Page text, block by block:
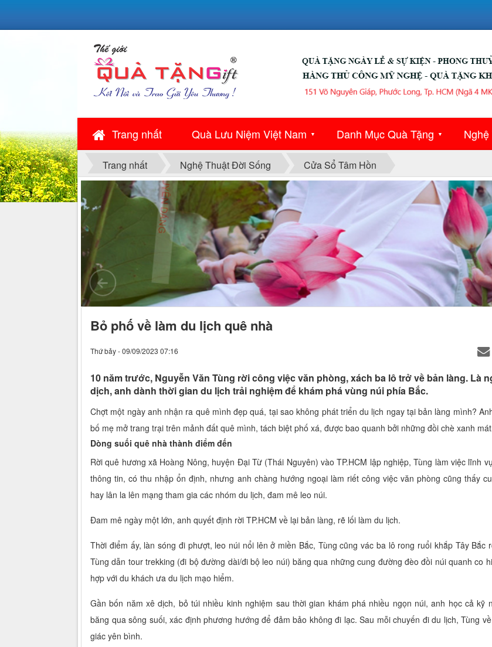
Trang nhất Quà Lưu Niệm Việt Nam ▼ Danh Mục Quà Tặng ▼
Trang nhất Nghệ Thuật Đời Sống Cửa Sổ Tâm Hồn
DUYÊN DÁNG
Bỏ phố về làm du lịch quê nhà
Thứ bảy - 09/09/2023 07:16
10 năm trước, Nguyễn Văn Tùng rời công việc văn phòng, xách ba lô trở về bản làng. Là
dịch, anh dành thời gian du lịch trải nghiệm để khám phá vùng núi phía Bắc.
Chợt một ngày anh nhận ra quê mình đẹp quá, tại sao không phát triển du lịch ngay tại bản làng mình?
bố mẹ mở trang trại trên mảnh đất quê mình, tách biệt phố xá, được bao quanh bởi những đồi chè xanh
Dòng suối quê nhà thành điểm đến
Rời quê hương xã Hoàng Nông, huyện Đại Từ (Thái Nguyên) vào TP.HCM lập nghiệp, Tùng làm việc lĩnh
thông tin, có thu nhập ổn định, nhưng anh chàng hướng ngoại làm riết công việc văn phòng cũng thấy
hay lân la lên mạng tham gia các nhóm du lịch, đam mê leo núi.
Đam mê ngày một lớn, anh quyết định rời TP.HCM về lại bản làng, rẽ lối làm du lịch.
Thời điểm ấy, làn sóng đi phượt, leo núi nổi lên ở miền Bắc, Tùng cũng vác ba lô rong ruổi khắp Tây Bắc
Tùng dẫn tour trekking (đi bộ đường dài/đi bộ leo núi) băng qua những cung đường đèo đồi núi quanh co
hợp với du khách ưa du lịch mạo hiểm.
Gần bốn năm xê dịch, bỏ túi nhiều kinh nghiệm sau thời gian khám phá nhiều ngọn núi, anh học cả kỹ
băng qua sông suối, xác định phương hướng để đảm bảo không đi lạc. Sau mỗi chuyến đi du lịch, Tùng
giác yên bình.